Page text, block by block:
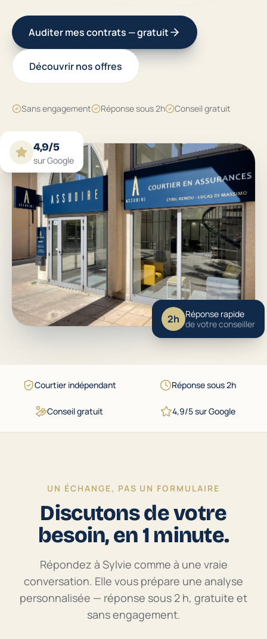
Auditer mes contrats — gratuit
Découvrir nos offres
Sans engagement Réponse sous 2h Conseil gratuit
4,9/5
sur Google
2h
Réponse rapide
de votre conseiller
Courtier indépendant Réponse sous 2h
Conseil gratuit 4,9/5 sur Google
UN ÉCHANGE, PAS UN FORMULAIRE
Discutons de votre
besoin, en 1 minute.
Répondez à Sylvie comme à une vraie
conversation. Elle vous prépare une analyse
personnalisée — réponse sous 2 h, gratuite et
sans engagement.